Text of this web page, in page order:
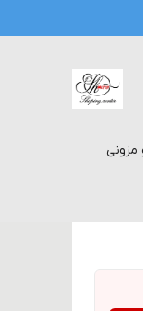
مزونی